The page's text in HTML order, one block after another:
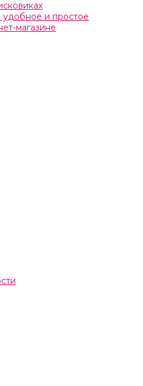
удобное и простое
магазине